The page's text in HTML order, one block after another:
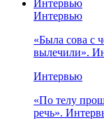
Интервью
Интервью
«Была сова с
вылечили».
Интервью
«По телу
речь».